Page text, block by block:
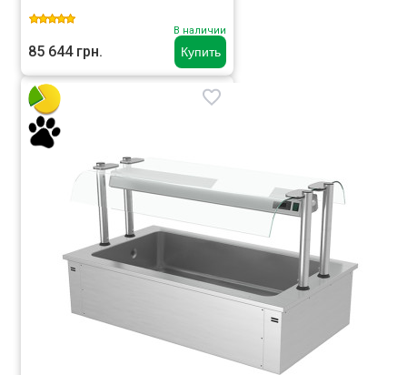
Купить
В наличии
85 644 грн.